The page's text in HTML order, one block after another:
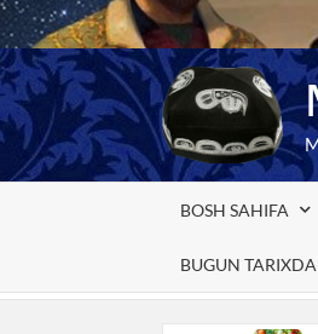
BOSH SAHIFA
BUGUN TARIXDA